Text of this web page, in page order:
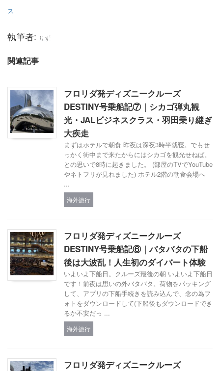
ス
執筆者: りず
関連記事
フロリダ発ディズニークルーズ
DESTINY号乗船記⑦｜シカゴ弾丸観
光・JALビジネスクラス・羽田乗り継ぎ
大疾走
まずはホテルで朝食 昨夜は深夜3時半就寝。でもせ
っかく街中まで来たからにはシカゴを観光せねば。
との思いで8時に起きました。 (部屋のTVでYouTube
やネトフリが見れました) ホテル2階の朝食会場へ
...
海外旅行
フロリダ発ディズニークルーズ
DESTINY号乗船記⑥｜バタバタの下船
後は大波乱！人生初のダイバート体験
いよいよ下船日。クルーズ最後の朝 いよいよ下船日
です！前夜は思いの外バタバタ。荷物をパッキング
して、アプリの下船手続きを読み込んで、念の為フ
ォトをダウンロードして(下船後もダウンロードでき
るか不安だっ ...
海外旅行
フロリダ発ディズニークルーズ